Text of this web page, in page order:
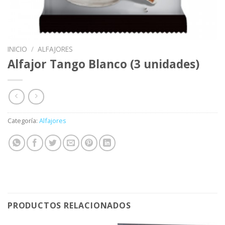
INICIO / ALFAJORES
Alfajor Tango Blanco (3 unidades)
Categoría: Alfajores
PRODUCTOS RELACIONADOS